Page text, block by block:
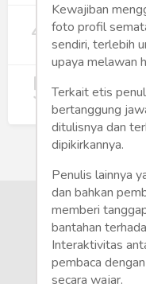
4 Rumah
Wujudkan
246
5 Perluas
218
Kewajiban
foto profil
sendiri, terlebih
upaya melawan
Terkait etis
bertanggung
ditulisnya dan
dipikirkannya.
Penulis lainnya
dan bahkan
memberi
bantahan
Interaktivitas
pembaca
secara wajar.